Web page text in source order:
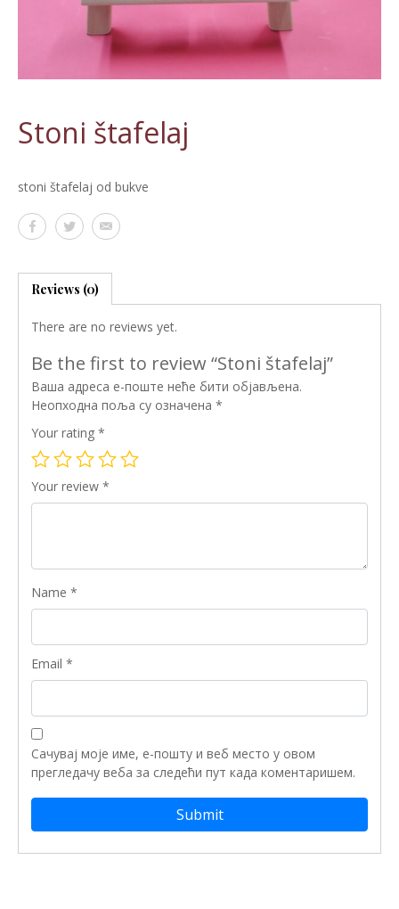
Stoni štafelaj
stoni štafelaj od bukve
Reviews (0)
There are no reviews yet.
Be the first to review “Stoni štafelaj”
Ваша адреса е-поште неће бити објављена.
Неопходна поља су означена *
Your rating *
Your review *
Name *
Email *
Сачувај моје име, е-пошту и веб место у овом
прегледачу веба за следећи пут када коментаришем.